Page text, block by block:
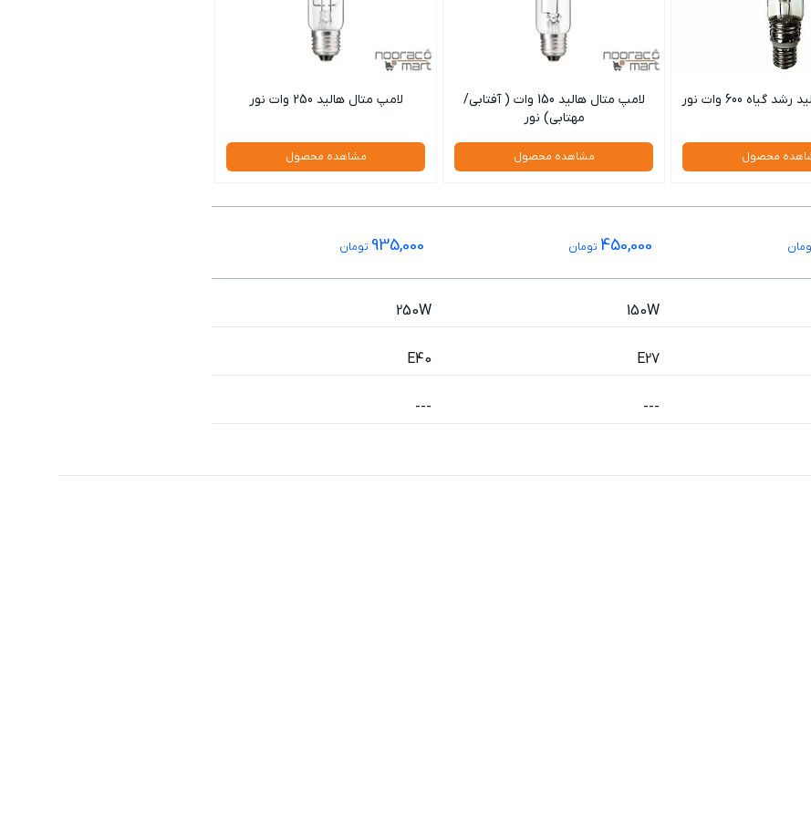
گیاه 600 وات نور
محصول
لامپ متال هالید 150 وات ( آفتابی/
مهتابی) نور
مشاهده محصول
لامپ متال هالید 250 وات نور
مشاهده محصول
450,000 تومان 935,000 تومان
150W
250W
E27
E40
---
---